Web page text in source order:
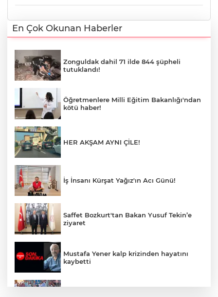
En Çok Okunan Haberler
Zonguldak dahil 71 ilde 844 şüpheli
tutuklandı!
Öğretmenlere Milli Eğitim Bakanlığı'ndan
kötü haber!
HER AKŞAM AYNI ÇİLE!
İş İnsanı Kürşat Yağız'ın Acı Günü!
Saffet Bozkurt'tan Bakan Yusuf Tekin’e
ziyaret
Mustafa Yener kalp krizinden hayatını
kaybetti